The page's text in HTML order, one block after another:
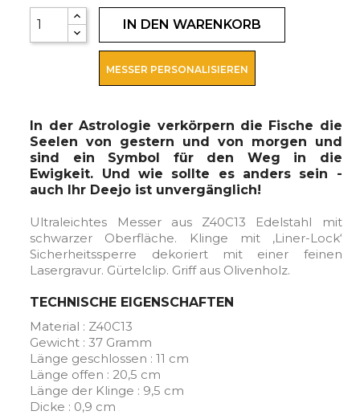
IN DEN WARENKORB
MESSER PERSONALISIEREN
In der Astrologie verkörpern die Fische die
Seelen von gestern und von morgen und
sind ein Symbol für den Weg in die
Ewigkeit. Und wie sollte es anders sein -
auch Ihr Deejo ist unvergänglich!
Ultraleichtes Messer aus Z40C13 Edelstahl mit
schwarzer Oberfläche. Klinge mit ‚Liner-Lock‘
Sicherheitssperre dekoriert mit einer feinen
Lasergravur. Gürtelclip. Griff aus Olivenholz.
TECHNISCHE EIGENSCHAFTEN
Material : Z40C13
Gewicht : 37 Gramm
Länge geschlossen : 11 cm
Länge offen : 20,5 cm
Länge der Klinge : 9,5 cm
Dicke : 0,9 cm